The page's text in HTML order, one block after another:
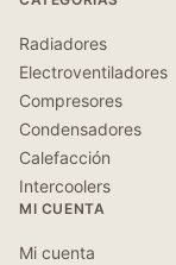
Radiadores
Electroventiladores
Compresores
Condensadores
Calefacción
Intercoolers
MI CUENTA
Mi cuenta